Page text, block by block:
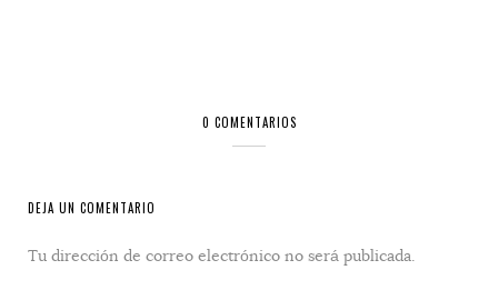
0 COMENTARIOS
DEJA UN COMENTARIO
Tu dirección de correo electrónico no será publicada.